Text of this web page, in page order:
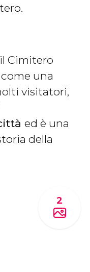
Cimitero
una
visitatori,
ed è una
della
2